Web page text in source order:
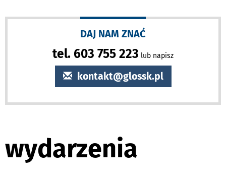
DAJ NAM ZNAĆ
tel. 603 755 223 lub napisz
kontakt@glossk.pl
wydarzenia